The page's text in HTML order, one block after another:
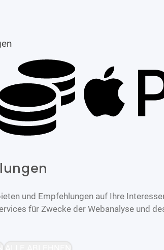
und Empfehlungen auf Ihre
für Zwecke der Webanalyse und